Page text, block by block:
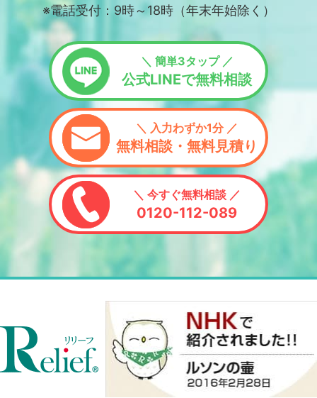
※電話受付：9時～18時（年末年始除く）
＼ 簡単3タップ ／
公式LINEで無料相談
＼ 入力わずか1分 ／
無料相談・無料見積り
＼ 今すぐ無料相談 ／
0120-112-089